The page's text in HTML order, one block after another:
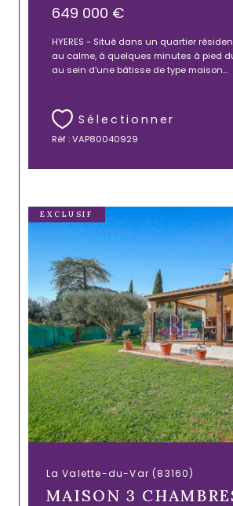
649 000 €
HYERES - Situé dans un quartier
au calme, à quelques minutes à pied
au sein d’une bâtisse de type maison...
Sélectionner
Réf : VAP80040929
La Valette-du-Var (83160)
MAISON 3
EXCLUSIF